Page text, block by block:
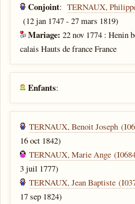
Conjoint:TERNAUX,
(12 jan 1747 - 27 mars 1819)
Mariage:22 nov 1774 : Henin
calais Hauts de france France
Enfants:
TERNAUX, Benoit Joseph
16 oct 1842)
TERNAUX, Marie Ange
3 juil 1777)
TERNAUX, Jean Baptiste
17 sep 1824)